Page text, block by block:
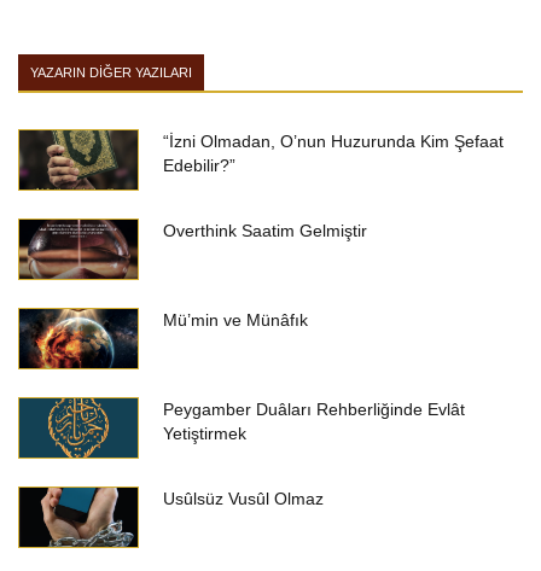
YAZARIN DIĞER YAZILARI
“İzni Olmadan, O’nun Huzurunda Kim Şefaat
Edebilir?”
Overthink Saatim Gelmiştir
Mü’min ve Münâfık
Peygamber Duâları Rehberliğinde Evlât
Yetiştirmek
Usûlsüz Vusûl Olmaz